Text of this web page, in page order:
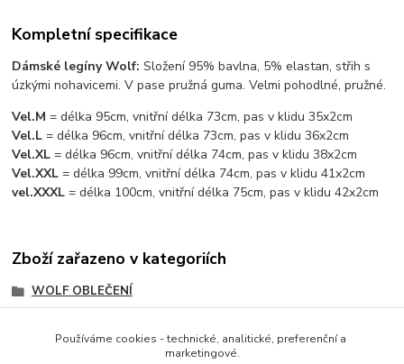
Kompletní specifikace
Dámské legíny Wolf: Složení 95% bavlna, 5% elastan, střih s
úzkými nohavicemi. V pase pružná guma. Velmi pohodlné, pružné.
Vel.M= délka 95cm, vnitřní délka 73cm, pas v klidu 35x2cm
Vel.L= délka 96cm, vnitřní délka 73cm, pas v klidu 36x2cm
Vel.XL= délka 96cm, vnitřní délka 74cm, pas v klidu 38x2cm
Vel.XXL = délka 99cm, vnitřní délka 74cm, pas v klidu 41x2cm
vel.XXXL= délka 100cm, vnitřní délka 75cm, pas v klidu 42x2cm
Zboží zařazeno v kategoriích
WOLF OBLEČENÍ
DÁMSKÉ A PÁNSKÉ WOLF
Používáme cookies - technické, analitické, preferenční a
marketingové.